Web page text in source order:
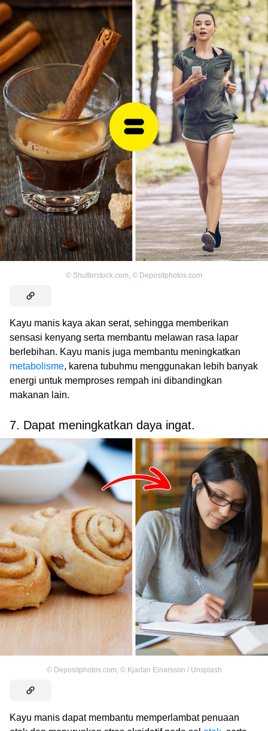
© Shutterstock.com © Depositphotos.com
Kayu manis kaya akan serat, sehingga memberikan
sensasi kenyang serta membantu melawan rasa lapar
berlebihan. Kayu manis juga membantu meningkatkan
metabolisme, karena tubuhmu menggunakan lebih banyak
energi untuk memproses rempah ini dibandingkan
makanan lain.
7. Dapat meningkatkan daya ingat.
© Depositphotos.com, © Kjartan Einarsson / Unsplash
Kayu manis dapat membantu memperlambat penuaan